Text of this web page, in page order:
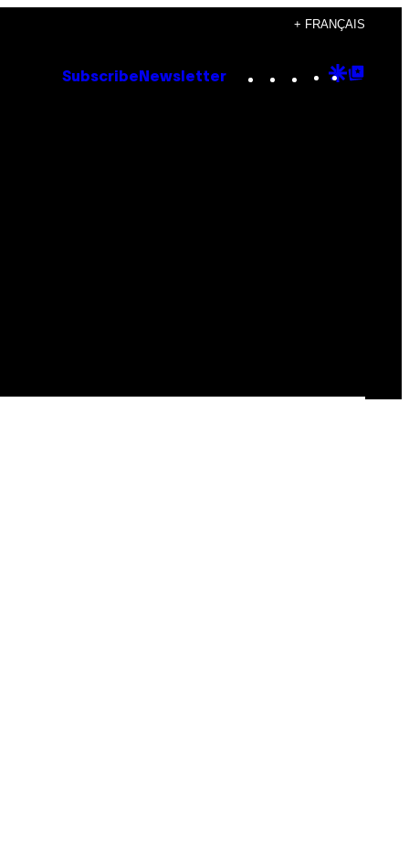
+ FRANÇAIS
Subscribe Newsletter Instagram
TikTok
YouTube
Google